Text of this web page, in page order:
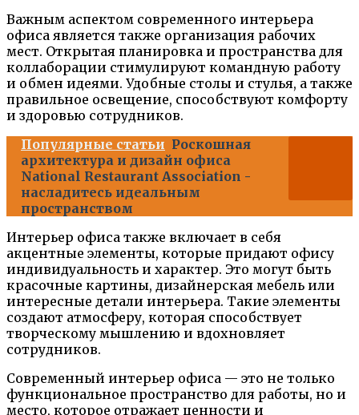
Важным аспектом современного интерьера
офиса является также организация рабочих
мест. Открытая планировка и пространства для
коллаборации стимулируют командную работу
и обмен идеями. Удобные столы и стулья, а также
правильное освещение, способствуют комфорту
и здоровью сотрудников.
Популярные статьи Роскошная
архитектура и дизайн офиса
National Restaurant Association -
насладитесь идеальным
пространством
Интерьер офиса также включает в себя
акцентные элементы, которые придают офису
индивидуальность и характер. Это могут быть
красочные картины, дизайнерская мебель или
интересные детали интерьера. Такие элементы
создают атмосферу, которая способствует
творческому мышлению и вдохновляет
сотрудников.
Современный интерьер офиса — это не только
функциональное пространство для работы, но и
место, которое отражает ценности и